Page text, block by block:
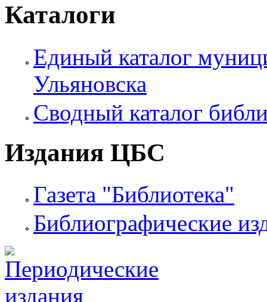
Каталоги
Единый каталог
Ульяновска
Сводный каталог
Издания ЦБС
Газета "Библиотека"
Библиографические